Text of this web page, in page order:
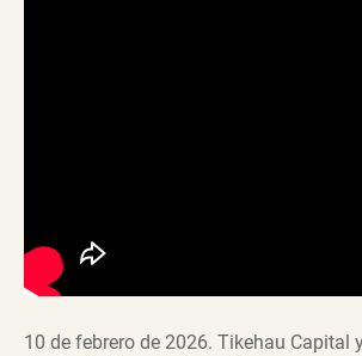
10 de febrero de 2026. Tikehau Capital